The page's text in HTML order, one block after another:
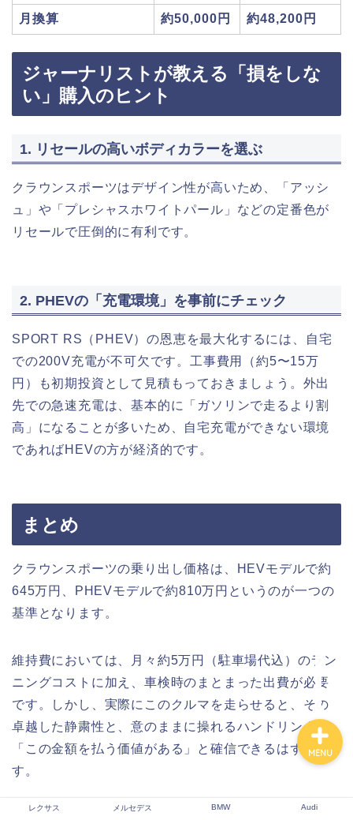
月換算 約50,000円 約48,200円
ジャーナリストが教える「損をしな
い」購入のヒント
1. リセールの高いボディカラーを選ぶ
クラウンスポーツはデザイン性が高いため、「アッシ
ュ」や「プレシャスホワイトパール」などの定番色が
リセールで圧倒的に有利です。
2. PHEVの「充電環境」を事前にチェック
SPORT RS（PHEV）の恩恵を最大化するには、自宅
での200V充電が不可欠です。工事費用（約5〜15万
円）も初期投資として見積もっておきましょう。外出
先での急速充電は、基本的に「ガソリンで走るより割
高」になることが多いため、自宅充電ができない環境
であればHEVの方が経済的です。
まとめ
クラウンスポーツの乗り出し価格は、HEVモデルで約
645万円、PHEVモデルで約810万円というのが一つの
基準となります。
維持費においては、月々約5万円（駐車場代込）のラン
ニングコストに加え、車検時のまとまった出費が必要
です。しかし、実際にこのクルマを走らせると、その
卓越した静粛性と、意のままに操れるハンドリングに
「この金額を払う価値がある」と確信できるはずで
す。
レクサス メルセデス BMW Audi
MENU
メルセデス
Audi